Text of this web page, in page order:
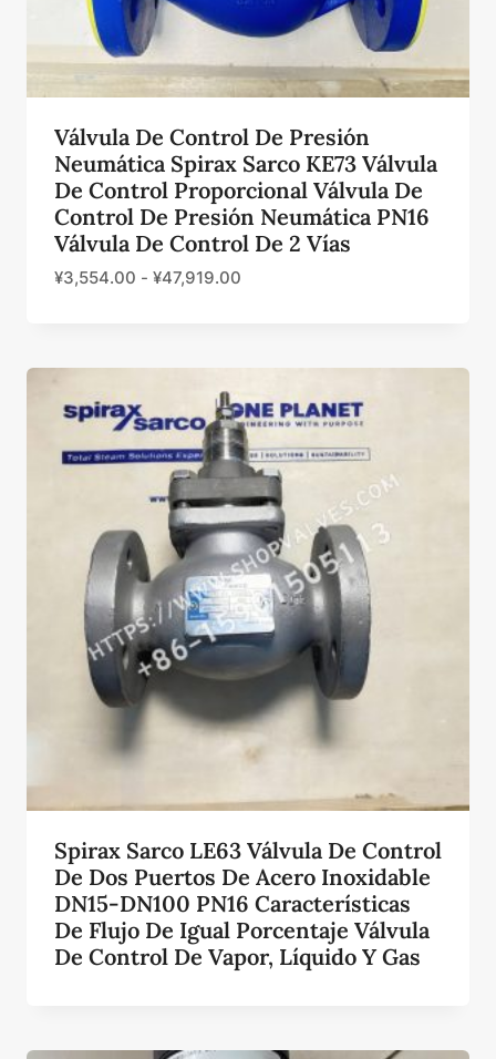
Válvula De Control De Presión
Neumática Spirax Sarco KE73 Válvula
De Control Proporcional Válvula De
Control De Presión Neumática PN16
Válvula De Control De 2 Vías
¥3,554.00 - ¥47,919.00
Spirax Sarco LE63 Válvula De Control
De Dos Puertos De Acero Inoxidable
DN15-DN100 PN16 Características
De Flujo De Igual Porcentaje Válvula
De Control De Vapor, Líquido Y Gas